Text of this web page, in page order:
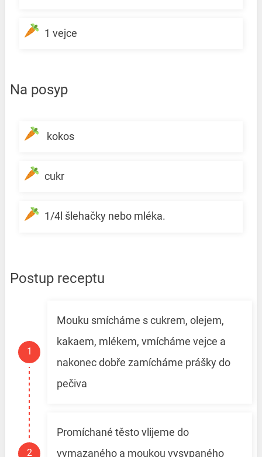
1 vejce
Na posyp
kokos
cukr
1/4l šlehačky nebo mléka.
Postup receptu
Mouku smícháme s cukrem, olejem,
kakaem, mlékem, vmícháme vejce a
nakonec dobře zamícháme prášky do
pečiva
Promíchané těsto vlijeme do
vymazaného a moukou vysypaného